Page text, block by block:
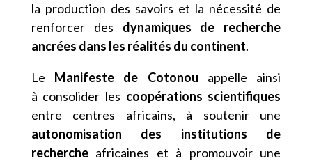
la production des savoirs et la nécessité de
renforcer des dynamiques de recherche
ancrées dans les réalités du continent.
Le Manifeste de Cotonou appelle ainsi
à consolider les coopérations scientifiques
entre centres africains, à soutenir une
autonomisation des institutions de
rechercheafricaines et à promouvoir une